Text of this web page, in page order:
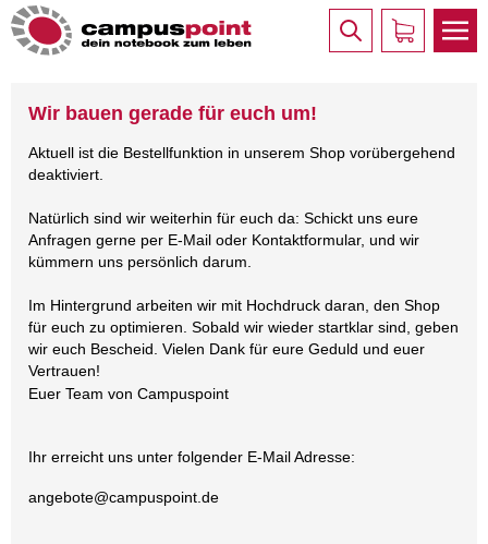
Wir bauen gerade für euch um!
Aktuell ist die Bestellfunktion in unserem Shop vorübergehend
deaktiviert.
Natürlich sind wir weiterhin für euch da: Schickt uns eure
Anfragen gerne per E-Mail oder Kontaktformular, und wir
kümmern uns persönlich darum.
Im Hintergrund arbeiten wir mit Hochdruck daran, den Shop
für euch zu optimieren. Sobald wir wieder startklar sind, geben
wir euch Bescheid. Vielen Dank für eure Geduld und euer
Vertrauen!
Euer Team von Campuspoint
Ihr erreicht uns unter folgender E-Mail Adresse:
angebote@campuspoint.de